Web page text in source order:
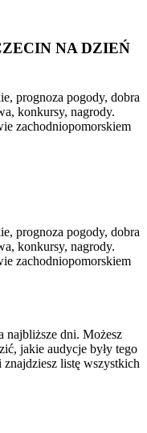
NA DZIEŃ
prognoza pogody, dobra
konkursy, nagrody.
zachodniopomorskiem
prognoza pogody, dobra
konkursy, nagrody.
zachodniopomorskiem
najbliższe dni. Możesz
jakie audycje były tego
znajdziesz listę wszystkich